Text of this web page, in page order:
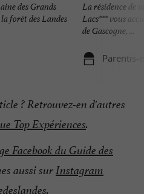
des Grands
forêt des Landes
La résidence de
Lacs*** vous
de Gascogne, ...
Parentis-
? Retrouvez-en d'autres
Top Expériences.
Facebook du Guide des
aussi surInstagram
.